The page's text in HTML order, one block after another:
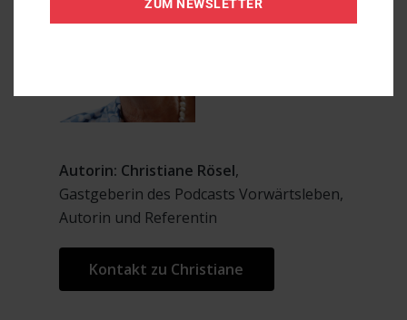
Autorin: Christiane Rösel,
Gastgeberin des Podcasts Vorwärtsleben,
Autorin und Referentin
Kontakt zu Christiane
ZUM NEWSLETTER